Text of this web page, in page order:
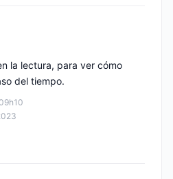
la lectura, para ver cómo
del tiempo.